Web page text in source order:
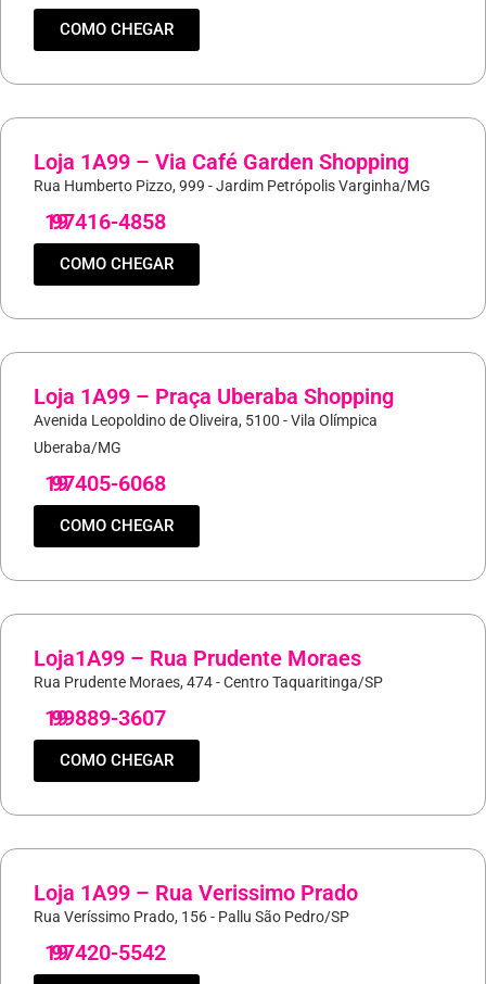
COMO CHEGAR
Loja 1A99 – Via Café Garden Shopping
Rua Humberto Pizzo, 999 - Jardim Petrópolis Varginha/MG
19
97416-4858
COMO CHEGAR
Loja 1A99 – Praça Uberaba Shopping
Avenida Leopoldino de Oliveira, 5100 - Vila Olímpica
Uberaba/MG
19
97405-6068
COMO CHEGAR
Loja1A99 – Rua Prudente Moraes
Rua Prudente Moraes, 474 - Centro Taquaritinga/SP
19
99889-3607
COMO CHEGAR
Loja 1A99 – Rua Verissimo Prado
Rua Veríssimo Prado, 156 - Pallu São Pedro/SP
19
97420-5542